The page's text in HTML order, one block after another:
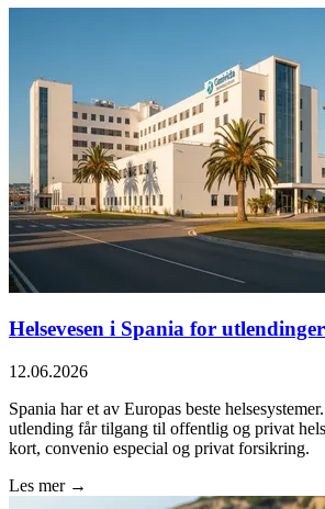
Helsevesen i Spania for
12.06.2026
Spania har et av Europas beste
utlending får tilgang til offentlig og privat
kort, convenio especial og privat forsikring.
Les mer →